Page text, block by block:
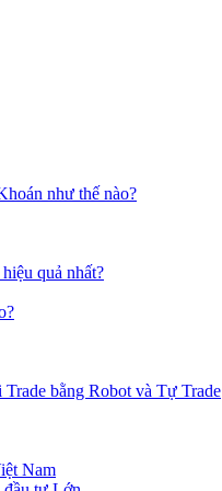
như thế nào?
quả nhất?
bằng Robot và Tự Trade
Nam